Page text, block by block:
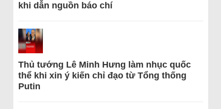
khi dẫn nguồn báo chí
Thủ tướng Lê Minh Hưng làm nhục quốc
thể khi xin ý kiến chỉ đạo từ Tổng thống
Putin